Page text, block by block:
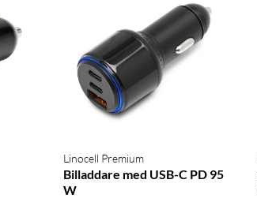
Linocell Premium
Billaddare med USB-C PD 95
W